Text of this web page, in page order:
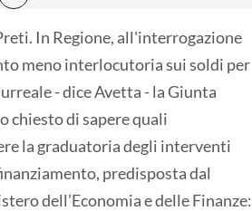
In Regione, all'interrogazione
meno interlocutoria sui soldi per
- dice Avetta - la Giunta
chiesto di sapere quali
la graduatoria degli interventi
predisposta dal
dell’Economia e delle Finanze: